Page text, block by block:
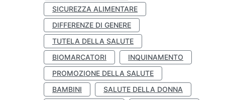
SICUREZZA ALIMENTARE
DIFFERENZE DI GENERE
TUTELA DELLA SALUTE
BIOMARCATORI
INQUINAMENTO
PROMOZIONE DELLA SALUTE
BAMBINI
SALUTE DELLA DONNA